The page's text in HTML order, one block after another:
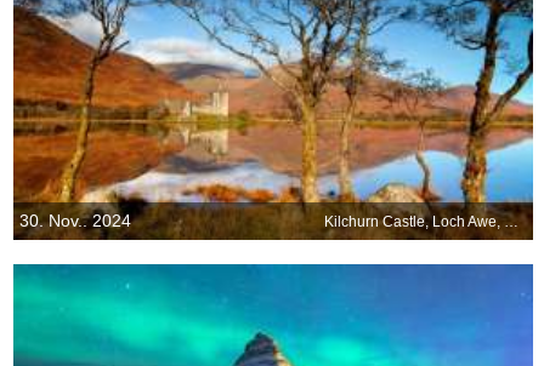
30. Nov.. 2024 Kilchurn Castle, Loch Awe, Schottland